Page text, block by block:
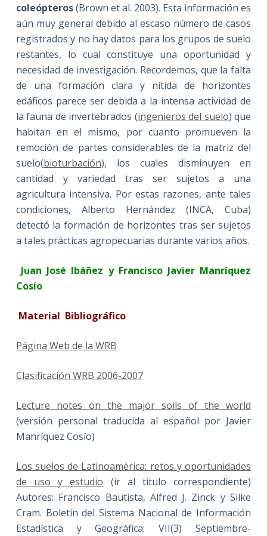
coleópteros(Brown et al. 2003). Esta información es
aún muy general debido al escaso número de casos
registrados y no hay datos para los grupos de suelo
restantes, lo cual constituye una oportunidad y
necesidad de investigación. Recordemos, que la falta
de una formación clara y nítida de horizontes
edáficos parece ser debida a la intensa actividad de
la fauna de invertebrados (ingenieros del suelo) que
habitan en el mismo, por cuanto promueven la
remoción de partes considerables de la matriz del
suelo(bioturbación), los cuales disminuyen en
cantidad y variedad tras ser sujetos a una
agricultura intensiva. Por estas razones, ante tales
condiciones, Alberto Hernández (INCA, Cuba)
detectó la formación de horizontes tras ser sujetos
a tales prácticas agropecuarias durante varios años.
Juan José Ibáñez y Francisco Javier Manríquez
Cosío
Material Bibliográfico
Página Web de la WRB
Clasificación WRB 2006-2007
Lecture notes on the major soils of the world
(versión personal traducida al español por Javier
Manríquez Cosío)
Los suelos de Latinoamérica: retos y oportunidades
de uso y estudio (ir al titulo correspondiente)
Autores: Francisco Bautista, Alfred J. Zinck y Silke
Cram. Boletín del Sistema Nacional de Información
Estadística y Geográfica: VII(3) Septiembre-